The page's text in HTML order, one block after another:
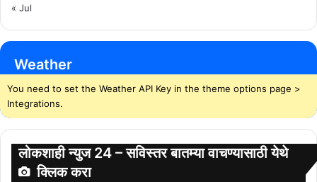
« Jul
Weather
You need to set the Weather API Key in the theme options page >
Integrations.
लोकशाही न्युज 24 – सविस्तर बातम्या वाचण्यासाठी येथे
क्लिक करा